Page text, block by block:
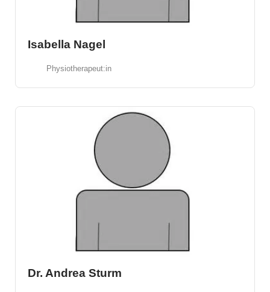
Isabella Nagel
Physiotherapeut:in
Dr. Andrea Sturm